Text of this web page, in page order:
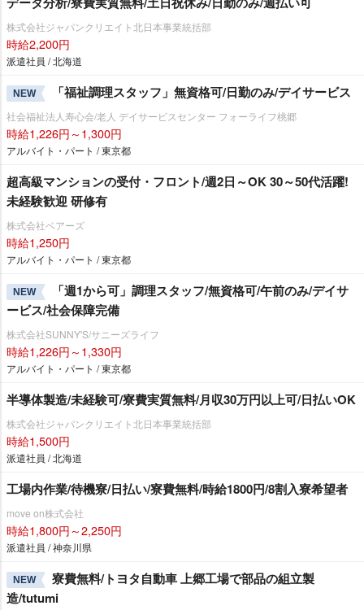
株式会社ジャパンクリエイト北日本事業統括部
時給2,200円
派遣社員 / 北海道
NEW 「福祉調理スタッフ」無資格可/日勤のみ/デイサービス
社会福祉法人寿心会/老人 デイサービスセンター フォーライフ桃郷
時給1,226円～1,300円
アルバイト・パート / 東京都
超高級マンションの受付・フロント/週2日～OK 30～50代活躍!
未経験歓迎 研修有
株式会社ベアーズ
時給1,250円
アルバイト・パート / 東京都
NEW
「週1から可」調理スタッフ/無資格可/午前のみ/デイサ
ービス/社会保障完備
株式会社SUNNY'S/サニーズライフ
時給1,226円～1,330円
アルバイト・パート / 東京都
半導体製造/未経験可/寮費実質無料/月収30万円以上可/日払いOK
株式会社ジャパンクリエイト北日本事業統括部
時給1,500円
派遣社員 / 北海道
工場内作業/待機寮/日払い/寮費無料/時給1800円/8割入寮希望者
move on株式会社
時給1,800円～2,250円
派遣社員 / 神奈川県
NEW
寮費無料/トヨタ自動車 上郷工場で部品の組立製
造/tutumi